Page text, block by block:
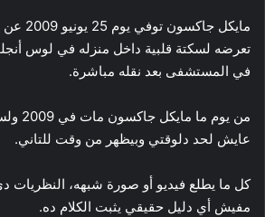
تعرضه لسكتة قلبية داخل منزله في لوس
في المستشفى بعد نقله مباشرة.
من
عايش لحد دلوقتي وبيظهر من وقت للتاني.
كل ما يطلع فيديو أو صورة شبهه، النظريات
مفيش أي دليل حقيقي يثبت الكلام ده.